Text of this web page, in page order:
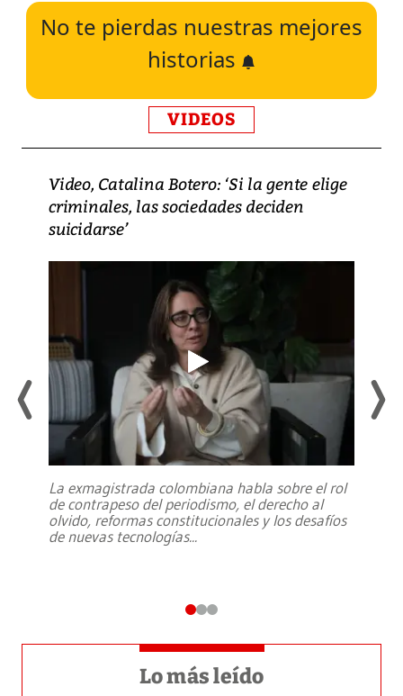
No te pierdas nuestras mejores
historias
VIDEOS
Video, Catalina Botero: ‘Si la gente elige
criminales, las sociedades deciden
suicidarse’
La exmagistrada colombiana habla sobre el rol
de contrapeso del periodismo, el derecho al
olvido, reformas constitucionales y los desafíos
de nuevas tecnologías...
Lo más leído